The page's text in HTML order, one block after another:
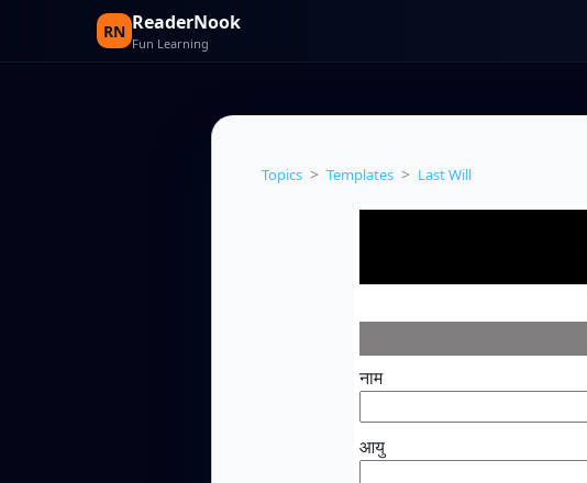
RN ReaderNook
Fun Learning
Topics > Templates > Last Will
नाम
आयु